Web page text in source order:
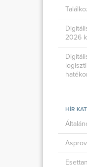
2026
HÍR